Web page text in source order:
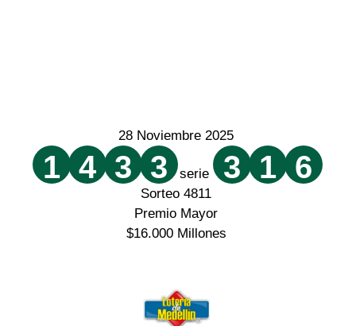
28 Noviembre 2025
1 4 3 3 serie 3 1 6
Sorteo 4811
Premio Mayor
$16.000 Millones